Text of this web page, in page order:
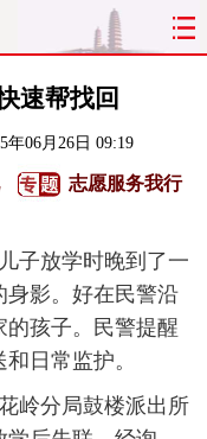
原
明 出行
务 教育
原 网罗民生
速帮找回
年06月26日 09:19
志愿服务我行
子放学时晚到了一
身影。好在民警沿
孩子。民警提醒
日常监护。
岭分局鼓楼派出所